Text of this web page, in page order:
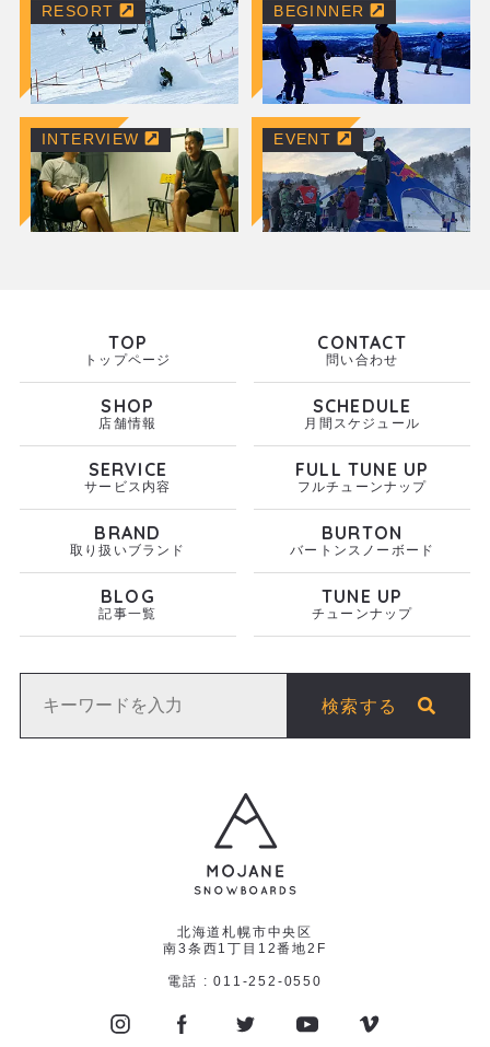
RESORT BEGINNER
INTERVIEW EVENT
北海道札幌市中央区
南3条西1丁目12番地2F
電話 : 011-252-0550
TOP
トップページ
SHOP
店舗情報
SERVICE
サービス内容
BRAND
取り扱いブランド
BLOG
記事一覧
CONTACT
問い合わせ
SCHEDULE
月間スケジュール
FULL TUNE UP
フルチューンナップ
BURTON
バートンスノーボード
TUNE UP
チューンナップ
検索する